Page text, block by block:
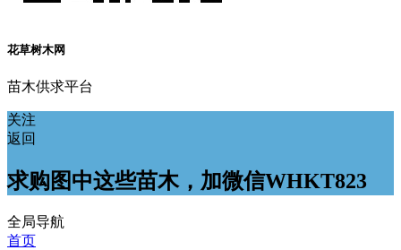
花草树木网
苗木供求平台
关注
返回
求购图中这些苗木，加微信WHKT823
全局导航
首页